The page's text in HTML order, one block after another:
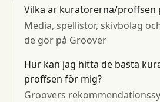
Vilka är kuratorerna/proffsen
Media, spellistor, skivbolag
de gör på Groover
Hur kan jag hitta de bästa
proffsen för mig?
Groovers